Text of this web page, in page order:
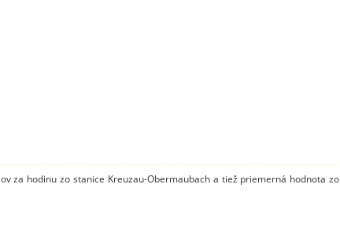
za hodinu zo stanice Kreuzau-Obermaubach a tiež priemerná hodnota zo